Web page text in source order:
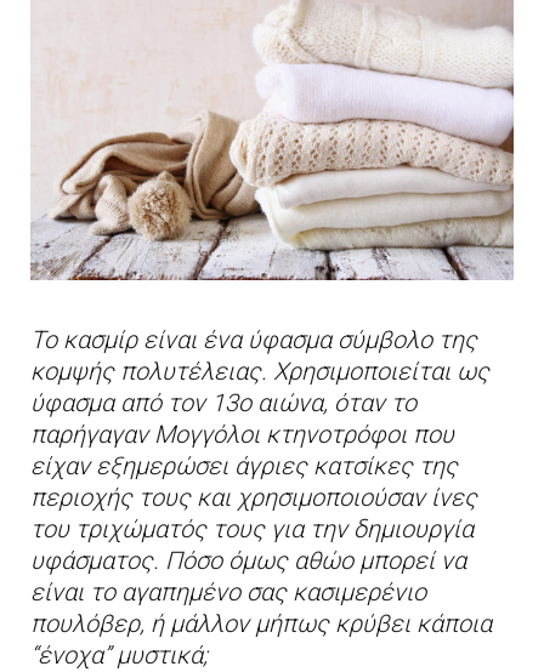
Το κασμίρ είναι ένα ύφασμα σύμβολο της
κομψής πολυτέλειας. Χρησιμοποιείται ως
ύφασμα από τον 13ο αιώνα, όταν το
παρήγαγαν Μογγόλοι κτηνοτρόφοι που
είχαν εξημερώσει άγριες κατσίκες της
περιοχής τους και χρησιμοποιούσαν ίνες
του τριχώματός τους για την δημιουργία
υφάσματος. Πόσο όμως αθώο μπορεί να
είναι το αγαπημένο σας κασιμερένιο
πουλόβερ, ή μάλλον μήπως κρύβει κάποια
“ένοχα” μυστικά;